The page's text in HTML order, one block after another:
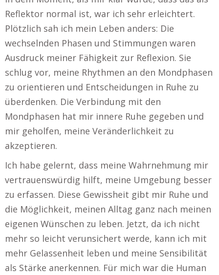
Reflektor normal ist, war ich sehr erleichtert.
Plötzlich sah ich mein Leben anders: Die
wechselnden Phasen und Stimmungen waren
Ausdruck meiner Fähigkeit zur Reflexion. Sie
schlug vor, meine Rhythmen an den Mondphasen
zu orientieren und Entscheidungen in Ruhe zu
überdenken. Die Verbindung mit den
Mondphasen hat mir innere Ruhe gegeben und
mir geholfen, meine Veränderlichkeit zu
akzeptieren.
Ich habe gelernt, dass meine Wahrnehmung mir
vertrauenswürdig hilft, meine Umgebung besser
zu erfassen. Diese Gewissheit gibt mir Ruhe und
die Möglichkeit, meinen Alltag ganz nach meinen
eigenen Wünschen zu leben. Jetzt, da ich nicht
mehr so leicht verunsichert werde, kann ich mit
mehr Gelassenheit leben und meine Sensibilität
als Stärke anerkennen. Für mich war die Human